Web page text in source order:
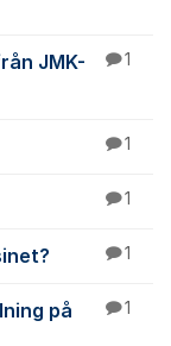
JMK-
1
1
1
1
på
1